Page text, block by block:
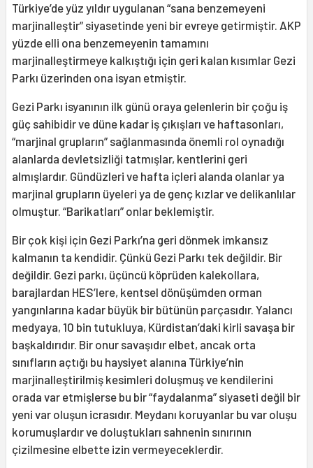
Türkiye’de yüz yıldır uygulanan “sana benzemeyeni
marjinalleştir” siyasetinde yeni bir evreye getirmiştir. AKP
yüzde elli ona benzemeyenin tamamını
marjinalleştirmeye kalkıştığı için geri kalan kısımlar Gezi
Parkı üzerinden ona isyan etmiştir.
Gezi Parkı isyanının ilk günü oraya gelenlerin bir çoğu iş
güç sahibidir ve düne kadar iş çıkışları ve haftasonları,
“marjinal grupların” sağlanmasında önemli rol oynadığı
alanlarda devletsizliği tatmışlar, kentlerini geri
almışlardır. Gündüzleri ve hafta içleri alanda olanlar ya
marjinal grupların üyeleri ya de genç kızlar ve delikanlılar
olmuştur. “Barikatları” onlar beklemiştir.
Bir çok kişi için Gezi Parkı’na geri dönmek imkansız
kalmanın ta kendidir. Çünkü Gezi Parkı tek değildir. Bir
değildir. Gezi parkı, üçüncü köprüden kalekollara,
barajlardan HES’lere, kentsel dönüşümden orman
yangınlarına kadar büyük bir bütünün parçasıdır. Yalancı
medyaya, 10 bin tutukluya, Kürdistan’daki kirli savaşa bir
başkaldırıdır. Bir onur savaşıdır elbet, ancak orta
sınıfların açtığı bu haysiyet alanına Türkiye’nin
marjinalleştirilmiş kesimleri doluşmuş ve kendilerini
orada var etmişlerse bu bir “faydalanma” siyaseti değil bir
yeni var oluşun icrasıdır. Meydanı koruyanlar bu var oluşu
korumuşlardır ve doluştukları sahnenin sınırının
çizilmesine elbette izin vermeyeceklerdir.